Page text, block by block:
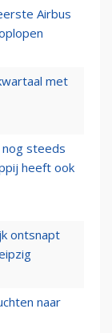
Airbus
met
nog steeds
heeft ook
ontsnapt
naar